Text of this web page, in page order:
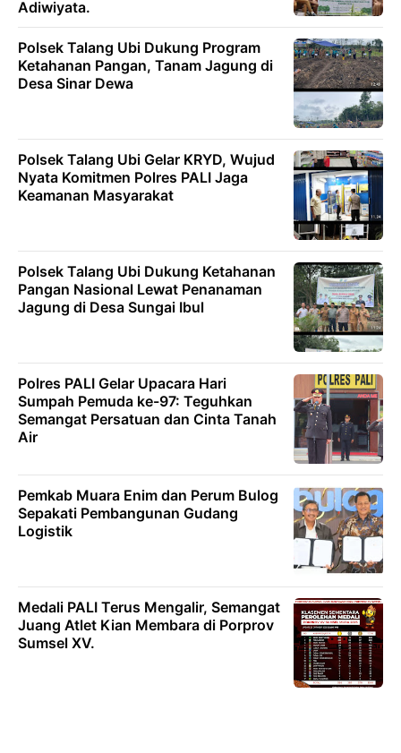
Adiwiyata.
Polsek Talang Ubi Dukung Program
Ketahanan Pangan, Tanam Jagung di
Desa Sinar Dewa
Polsek Talang Ubi Gelar KRYD, Wujud
Nyata Komitmen Polres PALI Jaga
Keamanan Masyarakat
Polsek Talang Ubi Dukung Ketahanan
Pangan Nasional Lewat Penanaman
Jagung di Desa Sungai Ibul
Polres PALI Gelar Upacara Hari
Sumpah Pemuda ke-97: Teguhkan
Semangat Persatuan dan Cinta Tanah
Air
Pemkab Muara Enim dan Perum Bulog
Sepakati Pembangunan Gudang
Logistik
Medali PALI Terus Mengalir, Semangat
Juang Atlet Kian Membara di Porprov
Sumsel XV.